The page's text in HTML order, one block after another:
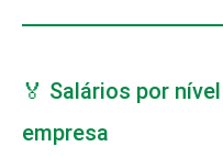
🏅 Salários por
empresa